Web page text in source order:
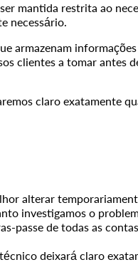
mantida restrita ao
necessário.
armazenam
clientes a tomar antes
claro exatamente
alterar
investigamos o
passe de todas as
deixará claro